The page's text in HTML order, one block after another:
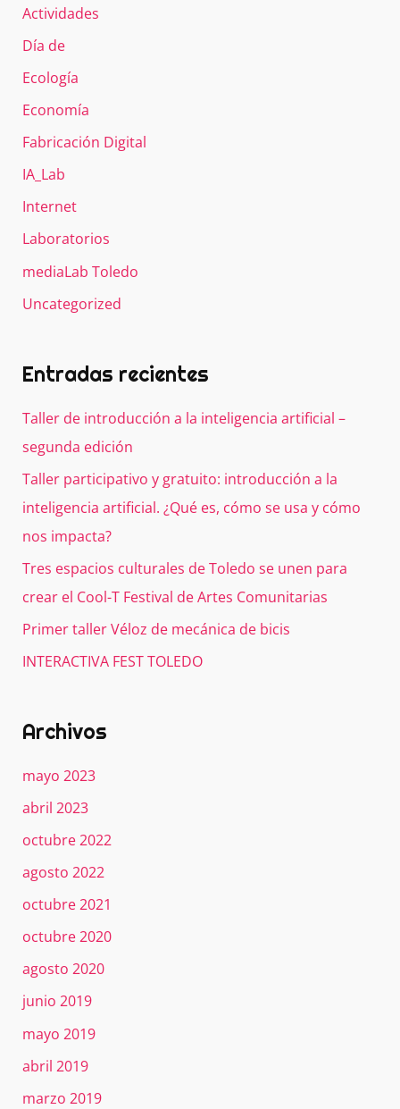
p
o
:
Actividades
Día de
Ecología
Economía
Fabricación Digital
IA_Lab
Internet
Laboratorios
mediaLab Toledo
Uncategorized
Entradas recientes
Taller de introducción a la inteligencia artificial –
segunda edición
Taller participativo y gratuito: introducción a la
inteligencia artificial. ¿Qué es, cómo se usa y cómo
nos impacta?
Tres espacios culturales de Toledo se unen para
crear el Cool-T Festival de Artes Comunitarias
Primer taller Véloz de mecánica de bicis
INTERACTIVA FEST TOLEDO
Archivos
mayo 2023
abril 2023
octubre 2022
agosto 2022
octubre 2021
octubre 2020
agosto 2020
junio 2019
mayo 2019
abril 2019
marzo 2019